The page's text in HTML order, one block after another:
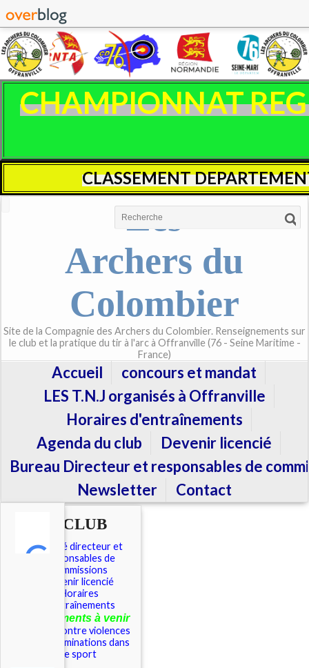
CHAMPIONNAT
CLASSEMENT
Les
Archers du
Colombier
Site de la Compagnie des Archers du Colombier. Renseignements sur
le club et la pratique du tir à l'arc à Offranville (76 - Seine Maritime -
France)
Accueil
concours et mandat
LES T.N.J organisés à Offranville
Horaires d'entraînements
Agenda du club
Devenir licencié
Bureau Directeur et responsables de
Newsletter
Contact
LE CLUB
Comité directeur et
responsables de
commissions
Devenir licencié
Horaires
d'entraînements
vénements à venir
Outils contre violences
et discriminations dans
le sport